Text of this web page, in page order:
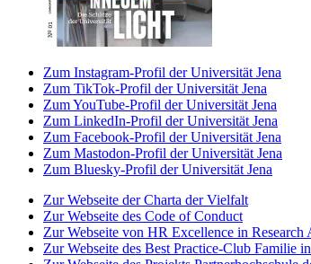
Zum Instagram-Profil der Universität Jena
Zum TikTok-Profil der Universität Jena
Zum YouTube-Profil der Universität Jena
Zum LinkedIn-Profil der Universität Jena
Zum Facebook-Profil der Universität Jena
Zum Mastodon-Profil der Universität Jena
Zum Bluesky-Profil der Universität Jena
Zur Webseite der Charta der Vielfalt
Zur Webseite des Code of Conduct
Zur Webseite von HR Excellence in Research
Zur Webseite des Best Practice-Club Familie